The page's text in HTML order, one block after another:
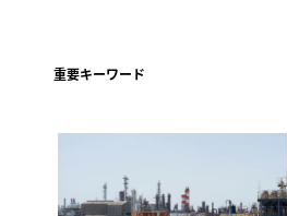
重要キーワード